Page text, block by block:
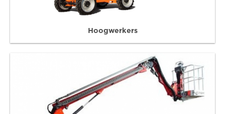
Hoogwerkers